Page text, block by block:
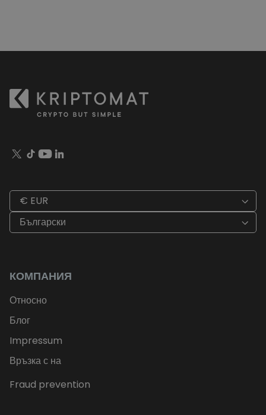
€ EUR
Български
КОМПАНИЯ
Относно
Блог
Impressum
Връзка с на
Fraud prevention